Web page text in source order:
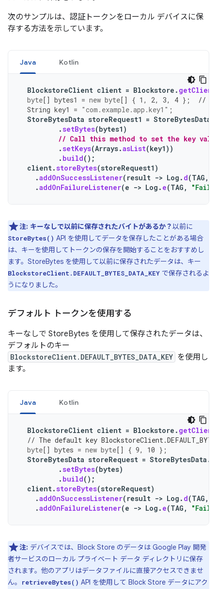
次のサンプルは、認証トークンをローカル デバイスに保
存する方法を示しています。
Java Kotlin
BlockstoreClient client = Blockstore . getClient
byte[] bytes1 = new byte[] { 1 , 2, 3, 4 };
//
String key1 = "com.example.app.key1" ;
StoreBytesData storeRequest1 = StoreBytesData
.setBytes(bytes1 )
// Call this method to set the key
.setKeys(Arrays.asList(key1 ))
. build();
client.storeBytes(storeRequest1 )
.addOnSuccessListener( result -> Log . d(TAG ,
.addOnFailureListener(e -> Log . e(TAG ,
注: キーなしで以前に保存されたバイトがあるか？以前に
StoreBytes() API を使用してデータを保存したことがある場合
は、キーを使用してトークンの保存を開始することをおすすめし
ます。StoreBytes を使用して以前に保存されたデータは、キー
BlockstoreClient.DEFAULT_BYTES_DATA_KEY で保存されるよ
うになりました。
デフォルト トークンを使用する
キーなしで StoreBytes を使用して保存されたデータは、
デフォルトのキー
BlockstoreClient.DEFAULT_BYTES_DATA_KEY を使用し
ます。
Java Kotlin
BlockstoreClient client = Blockstore . getClient
// The default key
byte[] bytes = new byte[] { 9, 10 };
StoreBytesData storeRequest = StoreBytesData .
.setBytes(bytes)
. build();
client.storeBytes(storeRequest)
.addOnSuccessListener( result -> Log . d(TAG ,
.addOnFailureListener(e -> Log . e(TAG ,
注: デバイスでは、Block Store のデータは Google Play 開発
者サービスのローカル プライベート データ ディレクトリに保存
されます。他のアプリはデータファイルに直接アクセスできませ
ん。
retrieveBytes() API を使用して Block Store データにアク